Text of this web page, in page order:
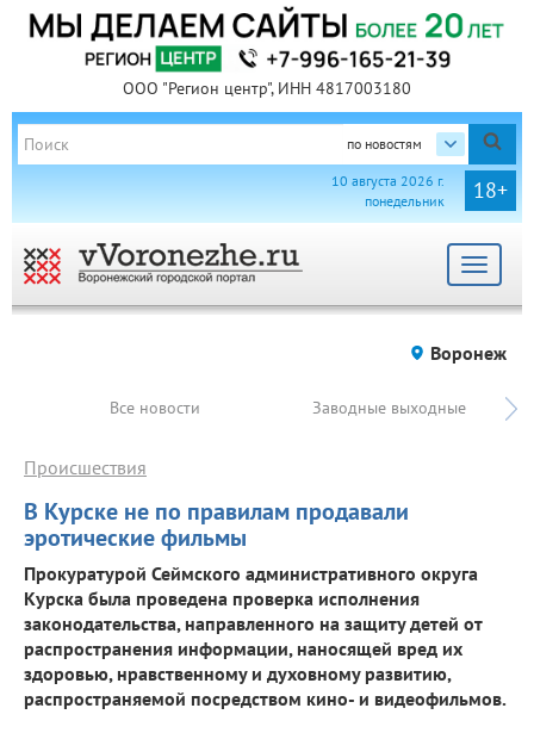
ООО "Регион центр", ИНН 4817003180
по новостям
18+
10 августа 2026 г.
понедельник
Toggle
Воронеж
Все новости Заводные выходные
В Курске не по правилам продавали
эротические фильмы
Происшествия
Прокуратурой Сеймского административного округа
Курска была проведена проверка исполнения
законодательства, направленного на защиту детей от
распространения информации, наносящей вред их
здоровью, нравственному и духовному развитию,
распространяемой посредством кино- и видеофильмов.